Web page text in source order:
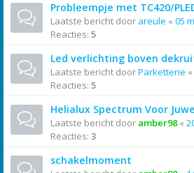
Probleempje met TC420/
Laatste bericht door areule « 05
Reacties: 5
Led verlichting boven
Laatste bericht doorParketterie «
Reacties: 5
Helialux Spectrum Voor
Laatste bericht door amber98«
Reacties: 3
schakelmoment